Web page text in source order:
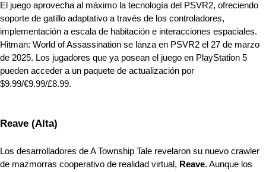
El juego aprovecha al máximo la tecnología del PSVR2, ofreciendo
soporte de gatillo adaptativo a través de los controladores,
implementación a escala de habitación e interacciones espaciales.
Hitman: World of Assassination se lanza en PSVR2 el 27 de marzo
de 2025. Los jugadores que ya posean el juego en PlayStation 5
pueden acceder a un paquete de actualización por
$9.99/€9.99/£8.99.
Reave (Alta)
Los desarrolladores de A Township Tale revelaron su nuevo crawler
de mazmorras cooperativo de realidad virtual, Reave. Aunque los